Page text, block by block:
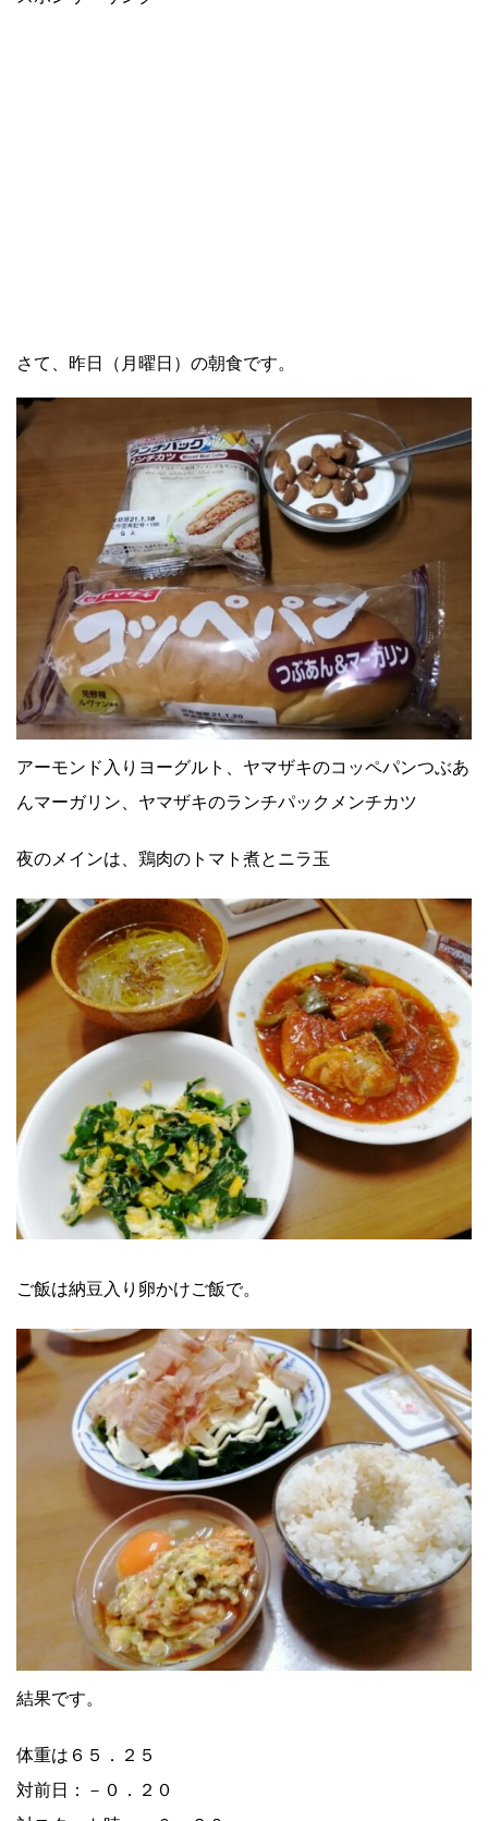
さて、昨日（月曜日）の朝食です。
アーモンド入りヨーグルト、ヤマザキのコッペパンつぶあ
んマーガリン、ヤマザキのランチパックメンチカツ
夜のメインは、鶏肉のトマト煮とニラ玉
ご飯は納豆入り卵かけご飯で。
結果です。
体重は６５．２５
対前日：－０．２０